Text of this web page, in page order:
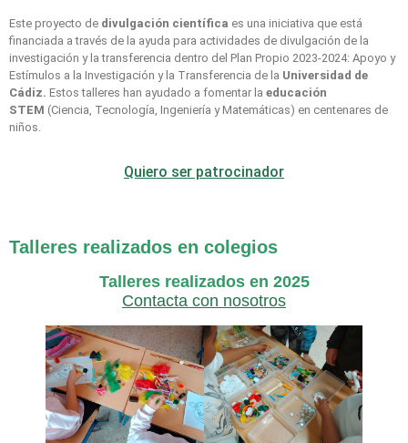
Este proyecto de divulgación científica es una iniciativa que está
financiada a través de la ayuda para actividades de divulgación de la
investigación y la transferencia dentro del Plan Propio 2023-2024: Apoyo y
Estímulos a la Investigación y la Transferencia de la Universidad de
Cádiz. Estos talleres han ayudado a fomentar la educación
STEM (Ciencia, Tecnología, Ingeniería y Matemáticas) en centenares de
niños.
Quiero ser patrocinador
Talleres realizados en colegios
Talleres realizados en 2025
Contacta con nosotros